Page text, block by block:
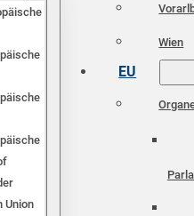
Union
Wien
EU